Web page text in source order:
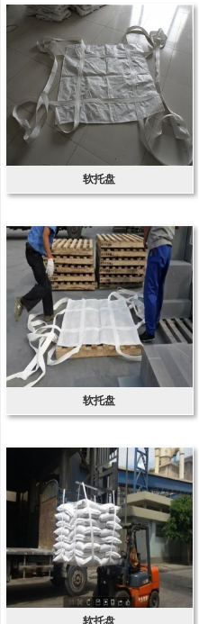
软托盘
软托盘